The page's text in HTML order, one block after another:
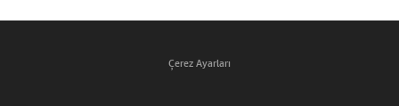
Çerez Ayarları